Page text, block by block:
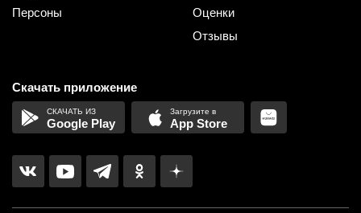
Персоны
Оценки
Отзывы
Скачать приложение
Google Play App Store